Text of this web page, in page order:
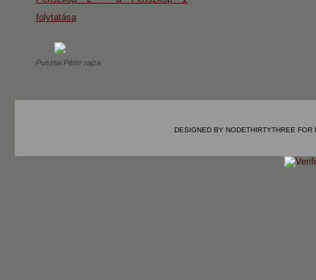
folytatása
Pusztai Péter rajza
DESIGNED BY NODETHIRTYTHREE FOR